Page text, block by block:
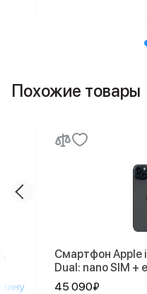
Похожие товары
Смартфон Apple
Dual: nano SIM +
45 090₽